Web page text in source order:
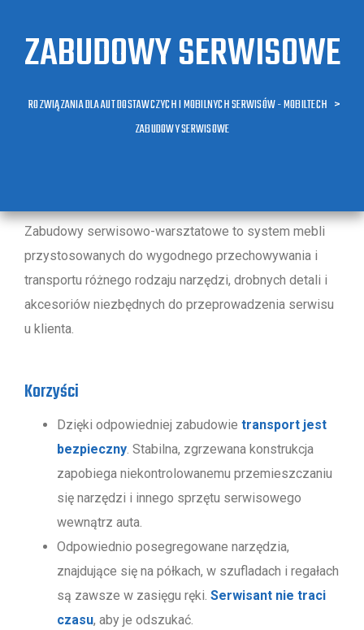
ZABUDOWY SERWISOWE
ROZWIĄZANIA DLA AUT DOSTAWCZYCH I MOBILNYCH SERWISÓW - MOBILTECH >
ZABUDOWY SERWISOWE
Zabudowy serwisowo-warsztatowe to system mebli
przystosowanych do wygodnego przechowywania i
transportu różnego rodzaju narzędzi, drobnych detali i
akcesoriów niezbędnych do przeprowadzenia serwisu
u klienta.
Korzyści
Dzięki odpowiedniej zabudowie transport jest
bezpieczny. Stabilna, zgrzewana konstrukcja
zapobiega niekontrolowanemu przemieszczaniu
się narzędzi i innego sprzętu serwisowego
wewnątrz auta.
Odpowiednio posegregowane narzędzia,
znajdujące się na półkach, w szufladach i regałach
są zawsze w zasięgu ręki. Serwisant nie traci
czasu, aby je odszukać.